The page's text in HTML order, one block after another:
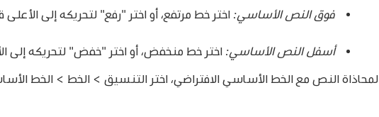
فوق النص الأساسي: اختر خط مرتفع، أو اختر "رفع" لتحريكه إلى الأعلى
أسفل النص الأساسي: اختر خط منخفض، أو اختر "خفض" لتحريكه إلى
لمحاذاة النص مع الخط الأساسي الافتراضي، اختر التنسيق > الخط > الخط